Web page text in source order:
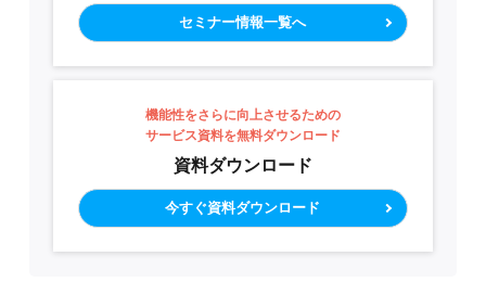
セミナー情報一覧へ
機能性をさらに向上させるための
サービス資料を無料ダウンロード
資料ダウンロード
今すぐ資料ダウンロード